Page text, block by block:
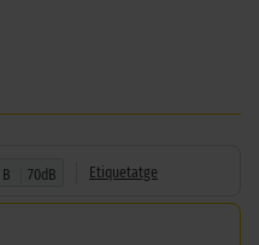
B 70dB Etiquetatge